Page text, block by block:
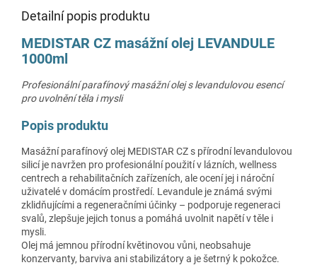
Detailní popis produktu
MEDISTAR CZ masážní olej LEVANDULE
1000ml
Profesionální parafínový masážní olej s levandulovou esencí
pro uvolnění těla i mysli
Popis produktu
Masážní parafínový olej MEDISTAR CZ s přírodní levandulovou
silicí je navržen pro profesionální použití v lázních, wellness
centrech a rehabilitačních zařízeních, ale ocení jej i nároční
uživatelé v domácím prostředí. Levandule je známá svými
zklidňujícími a regeneračními účinky – podporuje regeneraci
svalů, zlepšuje jejich tonus a pomáhá uvolnit napětí v těle i
mysli.
Olej má jemnou přírodní květinovou vůni, neobsahuje
konzervanty, barviva ani stabilizátory a je šetrný k pokožce.